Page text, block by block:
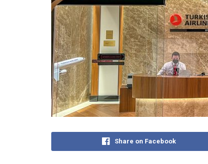
Share on Facebook